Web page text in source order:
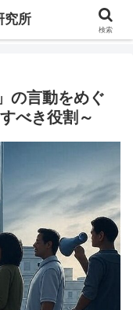
ミナーや情報（ブログ、動
の言動をめぐ
べき役割～
究所
検索